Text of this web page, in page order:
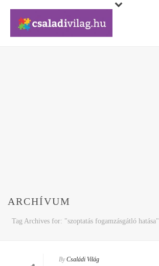
ARCHÍVUM
Tag Archives for: "szoptatás fogamzásgátló hatása"
By Családi Világ